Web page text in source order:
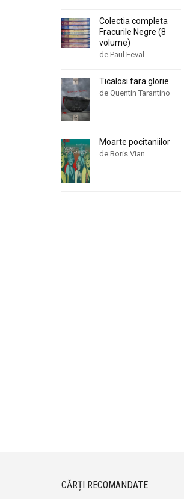
Colectia completa
Fracurile Negre (8
volume)
de Paul Feval
Ticalosi fara glorie
de Quentin Tarantino
Moarte pocitaniilor
de Boris Vian
CĂRȚI RECOMANDATE